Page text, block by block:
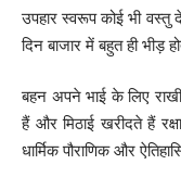
उपहार स्वरूप कोई भी
दिन बाजार में बहुत ही भीड़
बहन अपने भाई के लिए
हैं और मिठाई खरीदते हैं
धार्मिक पौराणिक और